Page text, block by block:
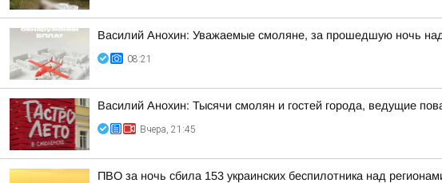
Василий Анохин: Уважаемые смоляне, за прошедшую ночь
08:21
Василий Анохин: Тысячи смолян и гостей города, ведущие
Вчера, 21:45
ПВО за ночь сбила 153 украинских беспилотника над